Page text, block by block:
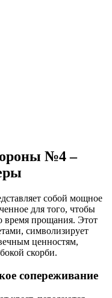
№4 –
собой мощное
для того, чтобы
время прощания. Этот
символизирует
ценностям,
скорби.
сопереживание